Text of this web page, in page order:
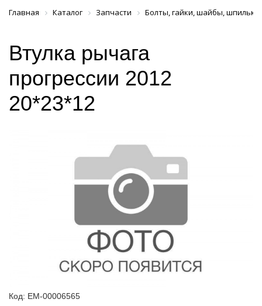
Главная Каталог Запчасти Болты, гайки, шайбы, шпильки,
Втулка рычага
прогрессии 2012
20*23*12
Код: ЕМ-00006565